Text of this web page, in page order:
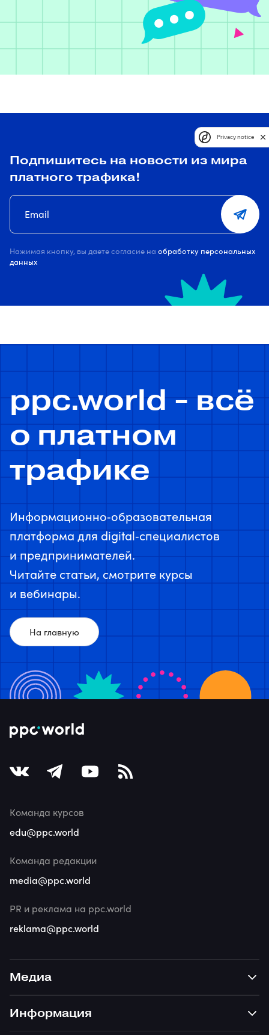
Подпишитесь на новости из мира
платного трафика!
Нажимая кнопку, вы даете согласие на обработку персональных
данных
ppc.world - всё
о платном
трафике
Информационно‑образовательная
платформа для digital‑специалистов
и предпринимателей.
Читайте статьи, смотрите курсы
и вебинары.
На главную
Медиа
Информация
Команда курсов
edu@ppc.world
Команда редакции
media@ppc.world
PR и реклама на ppc.world
reklama@ppc.world
Privacy notice